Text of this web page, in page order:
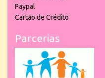
Paypal
Cartão de Crédito
Parcerias